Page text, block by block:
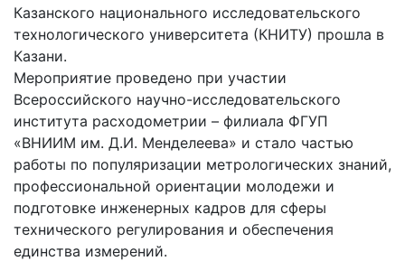
Казанского национального исследовательского
технологического университета (КНИТУ) прошла в
Казани.
Мероприятие проведено при участии
Всероссийского научно-исследовательского
института расходометрии – филиала ФГУП
«ВНИИМ им. Д.И. Менделеева» и стало частью
работы по популяризации метрологических знаний,
профессиональной ориентации молодежи и
подготовке инженерных кадров для сферы
технического регулирования и обеспечения
единства измерений.